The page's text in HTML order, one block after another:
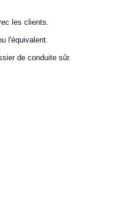
les clients.
l'équivalent.
de conduite sûr.